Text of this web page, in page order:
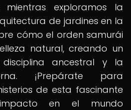
exploramos la
de jardines en la
cómo el orden samurái
natural, creando un
ancestral y la
¡Prepárate para
de esta fascinante
en el mundo